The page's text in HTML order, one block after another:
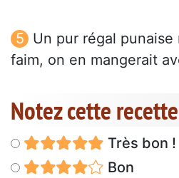
Un pur régal
faim, on en mangerait
Notez cette recette
Très bon !
Bon